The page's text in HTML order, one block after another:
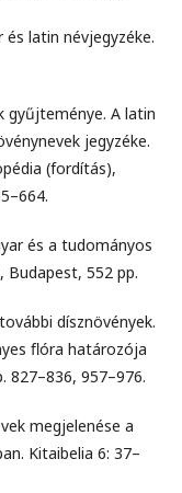
és latin névjegyzéke.
gyűjteménye. A latin
jegyzéke.
(fordítás),
és a tudományos
Budapest, 552 pp.
dísznövények.
ﬂóra határozója
827–836, 957–976.
megjelenése a
Kitaibelia 6: 37–